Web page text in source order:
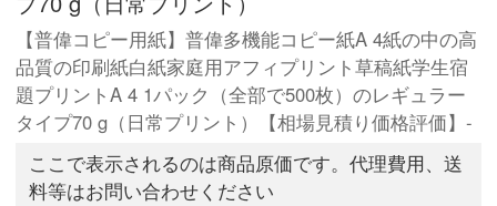
【普偉コピー用紙】普偉多機能コピー紙A 4紙の中の高
品質の印刷紙白紙家庭用アフィプリント草稿紙学生宿
題プリントA 4 1パック（全部で500枚）のレギュラー
タイプ70 g（日常プリント）【相場見積り価格評価】-
ここで表示されるのは商品原価です。代理費用、送
料等はお問い合わせください